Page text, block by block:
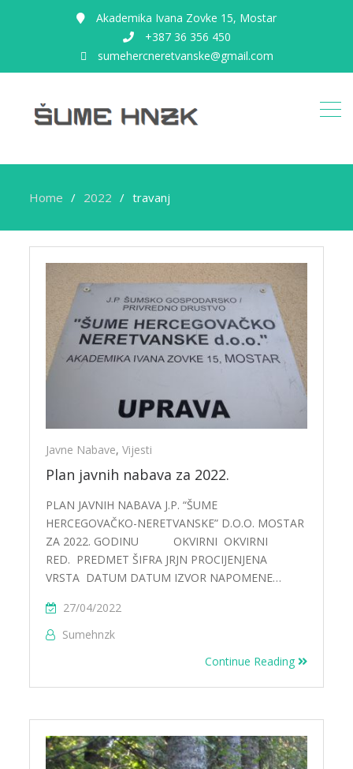
Akademika Ivana Zovke 15, Mostar
+387 36 356 450
sumehercneretvanske@gmail.com
Home 2022 travanj
Javne Nabave,Vijesti
Plan javnih nabava za 2022.
PLAN JAVNIH NABAVA J.P. “ŠUME
HERCEGOVAČKO-NERETVANSKE” D.O.O. MOSTAR
ZA 2022. GODINU OKVIRNI OKVIRNI
RED. PREDMET ŠIFRA JRJN PROCIJENJENA
VRSTA DATUM DATUM IZVOR NAPOMENE…
27/04/2022
Sumehnzk
Continue Reading